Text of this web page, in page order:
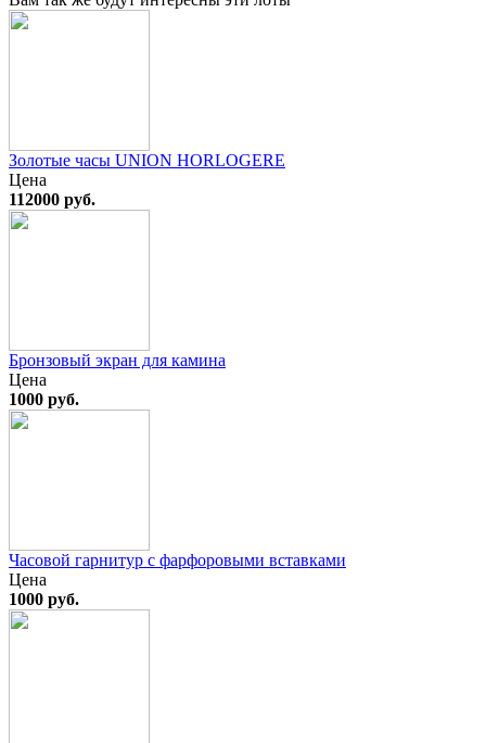
Золотые часы UNION HORLOGERE
Цена
112000 руб.
Бронзовый экран для камина
Цена
1000 руб.
Часовой гарнитур с фарфоровыми вставками
Цена
1000 руб.